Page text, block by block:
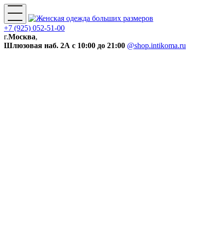
+7 (925) 052-51-00
г.Москва,
Шлюзовая наб. 2А с 10:00 до 21:00 @shop.intikoma.ru